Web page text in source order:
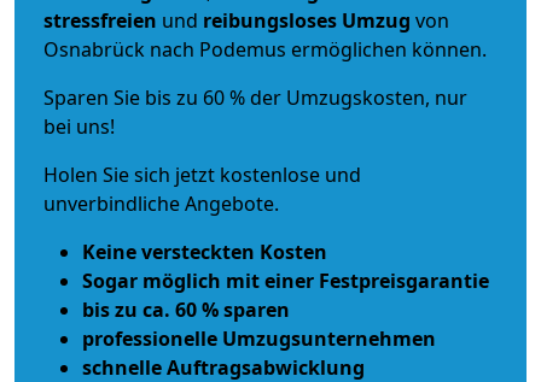
stressfreien und reibungsloses Umzug von
Osnabrück nach Podemus ermöglichen können.
Sparen Sie bis zu 60 % der Umzugskosten, nur
bei uns!
Holen Sie sich jetzt kostenlose und
unverbindliche Angebote.
Keine versteckten Kosten
Sogar möglich mit einer Festpreisgarantie
bis zu ca. 60 % sparen
professionelle Umzugsunternehmen
schnelle Auftragsabwicklung